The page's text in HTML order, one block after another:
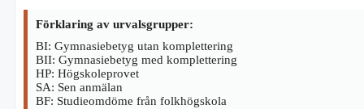
Förklaring av urvalsgrupper:
BI: Gymnasiebetyg utan komplettering
BII: Gymnasiebetyg med komplettering
HP: Högskoleprovet
SA: Sen anmälan
BF: Studieomdöme från folkhögskola